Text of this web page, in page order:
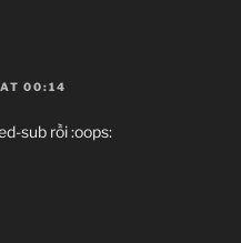
00:14
sub rồi :oops: